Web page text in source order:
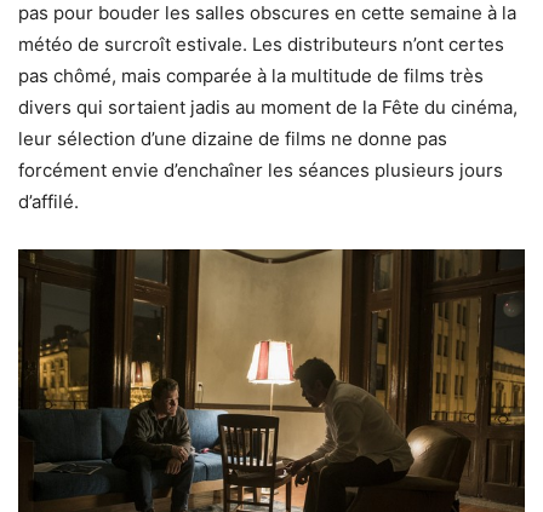
pas pour bouder les salles obscures en cette semaine à la
météo de surcroît estivale. Les distributeurs n’ont certes
pas chômé, mais comparée à la multitude de films très
divers qui sortaient jadis au moment de la Fête du cinéma,
leur sélection d’une dizaine de films ne donne pas
forcément envie d’enchaîner les séances plusieurs jours
d’affilé.